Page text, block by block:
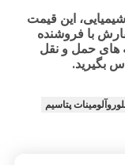
این قیمت
با فروشنده
های حمل و نقل
بگیرید.
پتاسیم